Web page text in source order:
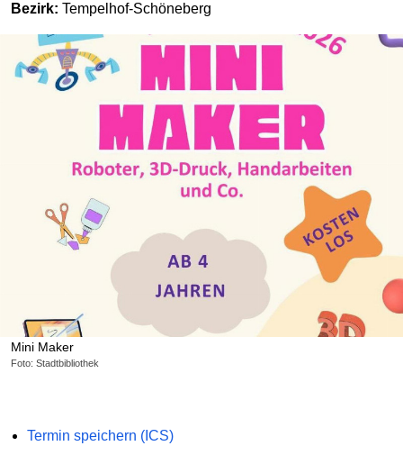
Mini Maker
Foto: Stadtbibliothek
Bezirk: Tempelhof-Schöneberg
Termin speichern (ICS)